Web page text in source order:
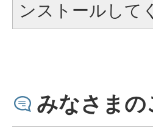
ンストールして
みなさま